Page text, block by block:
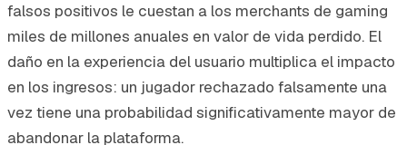
falsos positivos le cuestan a los merchants de gaming
miles de millones anuales en valor de vida perdido. El
daño en la experiencia del usuario multiplica el impacto
en los ingresos: un jugador rechazado falsamente una
vez tiene una probabilidad significativamente mayor de
abandonar la plataforma.